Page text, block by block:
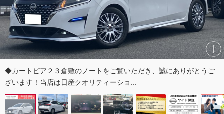
◆カートピア２３倉敷のノートをご覧いただき、誠にありがとうご
ざいます！当店は日産クオリティーショ...